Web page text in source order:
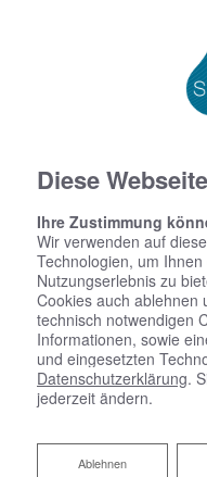
Diese
Ihre Zustimmung
Wir verwenden auf
Technologien, um
Nutzungserlebnis zu
Cookies auch ablehnen
technisch notwendigen
Informationen, sowie
und eingesetzten
Datenschutzerklärung.
jederzeit ändern.
Ablehnen
Ablehnen